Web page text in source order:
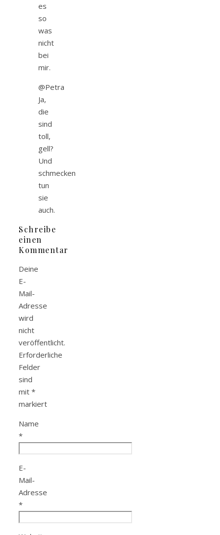
es
so
was
nicht
bei
mir.
@Petra
Ja,
die
sind
toll,
gell?
Und
schmecken
tun
sie
auch.
Schreibe
einen
Kommentar
Deine
E-
Mail-
Adresse
wird
nicht
veröffentlicht.
Erforderliche
Felder
sind
mit *
markiert
Name
*
E-
Mail-
Adresse
*